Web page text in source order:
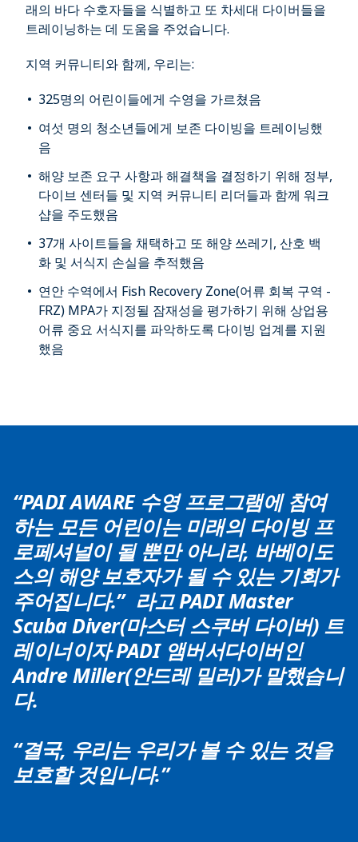
래의 바다 수호자들을 식별하고 또 차세대 다이버들을
트레이닝하는 데 도움을 주었습니다.
지역 커뮤니티와 함께, 우리는:
325명의 어린이들에게 수영을 가르쳤음
여섯 명의 청소년들에게 보존 다이빙을 트레이닝했
음
해양 보존 요구 사항과 해결책을 결정하기 위해 정부,
다이브 센터들 및 지역 커뮤니티 리더들과 함께 워크
샵을 주도했음
37개 사이트들을 채택하고 또 해양 쓰레기, 산호 백
화 및 서식지 손실을 추적했음
연안 수역에서 Fish Recovery Zone(어류 회복 구역 -
FRZ) MPA가 지정될 잠재성을 평가하기 위해 상업용
어류 중요 서식지를 파악하도록 다이빙 업계를 지원
했음
“PADI AWARE 수영 프로그램에 참여
하는 모든 어린이는 미래의 다이빙 프
로페셔널이 될 뿐만 아니라, 바베이도
스의 해양 보호자가 될 수 있는 기회가
주어집니다.” 라고 PADI Master
Scuba Diver(마스터 스쿠버 다이버) 트
레이너이자 PADI 앰버서다이버인
Andre Miller(안드레 밀러)가 말했습니
다.
“결국, 우리는 우리가 볼 수 있는 것을
보호할 것입니다.”